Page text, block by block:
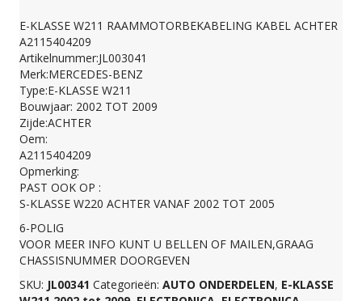
W211
KABEL
ACHTER
A2115404209
aantal
E-KLASSE W211 RAAMMOTORBEKABELING KABEL ACHTER
A2115404209
Artikelnummer:JL003041
Merk:MERCEDES-BENZ
Type:E-KLASSE W211
Bouwjaar: 2002 TOT 2009
Zijde:ACHTER
Oem:
A2115404209
Opmerking:
PAST OOK OP :
S-KLASSE W220 ACHTER VANAF 2002 TOT 2005
6-POLIG
VOOR MEER INFO KUNT U BELLEN OF MAILEN,GRAAG
CHASSISNUMMER DOORGEVEN
SKU: JL00341 Categorieën: AUTO ONDERDELEN, E-KLASSE